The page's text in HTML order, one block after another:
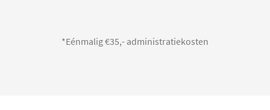
*Eénmalig €35,- administratiekosten